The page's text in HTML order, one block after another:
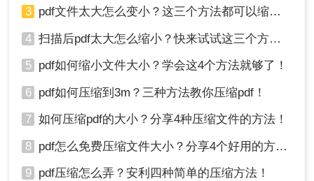
1、降低图像质量：如果PDF文件中包含大量高清图
像，可以尝试降低它们的分辨率或质量，以减少文
移除不必要的元素：删除PDF中的冗余页面、不必
要的图形或文字，可以显著减小文件大小。
2、优化字体嵌入：如果PDF文件中嵌入了大量字
体，而这些字体在接收者的计算机上可能已存在，
3、使用黑白模式：如果PDF文件主要是文本内容，
并且不需要彩色，可以尝试将其转换为黑白模式，
3 pdf文件太大怎么变小？这三个方法都可以缩小！
4 扫描后pdf太大怎么缩小？快来试试这三个方法！
5 pdf如何缩小文件大小？学会这4个方法就够了！
6 pdf如何压缩到3m？三种方法教你压缩pdf！
7 如何压缩pdf的大小？分享4种压缩文件的方法！
8 pdf怎么免费压缩文件大小？分享4个好用的方法，简单又快捷！
9 pdf压缩怎么弄？安利四种简单的压缩方法！